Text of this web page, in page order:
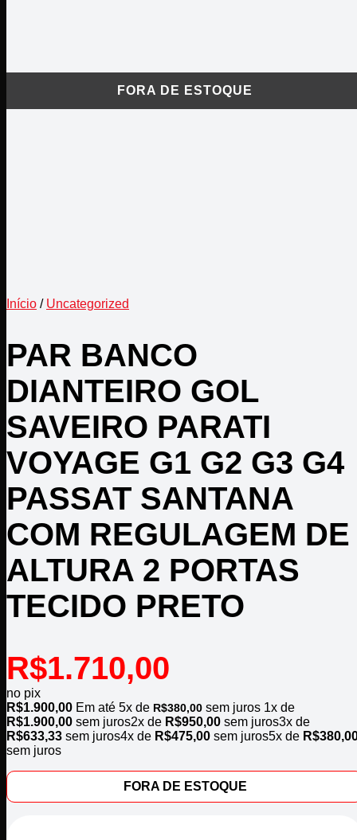
Início / Uncategorized
PAR BANCO
DIANTEIRO GOL
SAVEIRO PARATI
VOYAGE G1 G2 G3 G4
PASSAT SANTANA
COM REGULAGEM DE
ALTURA 2 PORTAS
TECIDO PRETO
R$1.710,00
no pix
R$1.900,00 Em até 5x de R$380,00 sem juros 1x de
R$1.900,00 sem juros2x de R$950,00 sem juros3x de
R$633,33 sem juros4x de R$475,00 sem juros5x de R$
sem juros
FORA DE ESTOQUE